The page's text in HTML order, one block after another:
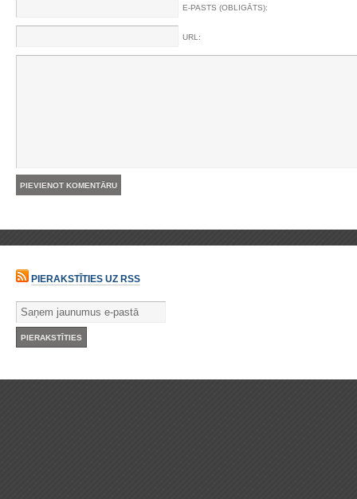
E-PASTS (OBLIGĀTS):
URL:
PIERAKSTĪTIES UZ RSS